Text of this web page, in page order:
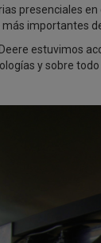
presenciales
importantes
estuvimos
y sobre